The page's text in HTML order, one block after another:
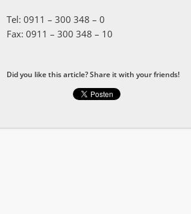
Tel: 0911 – 300 348 – 0
Fax: 0911 – 300 348 – 10
Did you like this article? Share it with your friends!